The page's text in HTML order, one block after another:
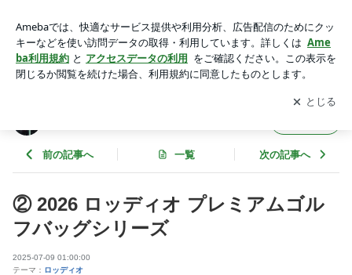
アドバンテージのブログ
アプリをダウンロードして ブログの更新通知
を受け取りまし
ょう。
開く
前の記事へ 一覧 次の記事へ
② 2026 ロッディオ プレミアムゴル
フバッグシリーズ
2025-07-09 01:00:00
テーマ： ロッディオ